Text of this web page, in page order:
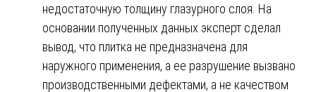
недостаточную толщину глазурного слоя. На
основании полученных данных эксперт сделал
вывод, что плитка не предназначена для
наружного применения, а ее разрушение вызвано
производственными дефектами, а не качеством